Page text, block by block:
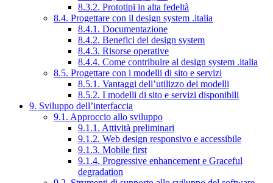
8.3.2. Prototipi in alta fedeltà
8.4. Progettare con il design system .italia
8.4.1. Documentazione
8.4.2. Benefici del design system
8.4.3. Risorse operative
8.4.4. Come contribuire al design system .italia
8.5. Progettare con i modelli di sito e servizi
8.5.1. Vantaggi dell’utilizzo dei modelli
8.5.2. I modelli di sito e servizi disponibili
9. Sviluppo dell’interfaccia
9.1. Approccio allo sviluppo
9.1.1. Attività preliminari
9.1.2. Web design responsivo e accessibile
9.1.3. Mobile first
9.1.4. Progressive enhancement e Graceful
degradation